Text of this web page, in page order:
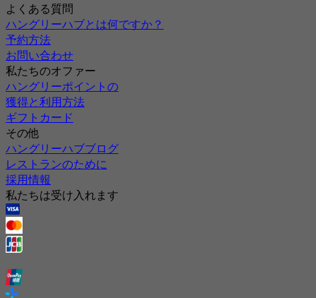
よくある質問
ハングリーハブとは何ですか？
予約方法
お問い合わせ
私たちのオファー
ハングリーポイントの
獲得と利用方法
ギフトカード
その他
ハングリーハブブログ
レストランのために
採用情報
私たちは受け入れます